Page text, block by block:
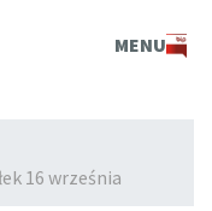
MENU
16 września